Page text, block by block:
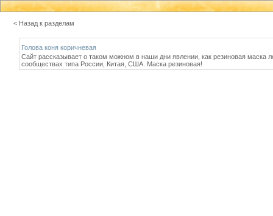
< Назад к разделам
Голова коня коричневая
Сайт рассказывает о таком можном в наши дни явлении, как резиновая маска
сообществах типа России, Китая, США. Маска резиновая!